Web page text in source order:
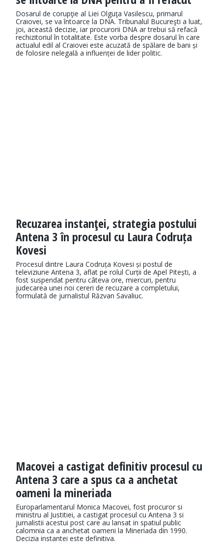
Dosarul de corupţie al Liei Olguţa Vasilescu, primarul
Craiovei, se va întoarce la DNA. Tribunalul Bucureşti a luat,
joi, această decizie, iar procurorii DNA ar trebui să refacă
rechizitoriul în totalitate. Este vorba despre dosarul în care
actualul edil al Craiovei este acuzată de spălare de bani și
de folosire nelegală a influenței de lider politic.
Recuzarea instanţei, strategia postului
Antena 3 în procesul cu Laura Codruța
Kovesi
Procesul dintre Laura Codruța Kovesi și postul de
televiziune Antena 3, aflat pe rolul Curții de Apel Pitești, a
fost suspendat pentru câteva ore, miercuri, pentru
judecarea unei noi cereri de recuzare a completului,
formulată de jurnalistul Răzvan Savaliuc.
Macovei a castigat definitiv procesul cu
Antena 3 care a spus ca a anchetat
oameni la mineriada
Europarlamentarul Monica Macovei, fost procuror si
ministru al Justitiei, a castigat procesul cu Antena 3 si
jurnalistii acestui post care au lansat in spatiul public
calomnia ca a anchetat oameni la Mineriada din 1990.
Decizia instantei este definitiva.